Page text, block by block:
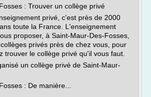
: Trouver un collège privé
privé, c'est près de 2000
toute la France. L'enseignement
proposer, à Saint-Maur-Des-Fosses,
privés près de chez vous, pour
trouver le collège privé qu'il vous faut.
un collège privé de Saint-Maur-
: De manière...